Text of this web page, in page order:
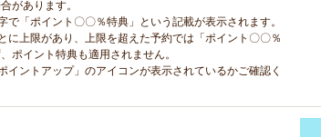
があります。
「ポイント〇〇％特典」という記載が表示されます。
に上限があり、上限を超えた予約では「ポイント〇〇％
ポイント特典も適用されません。
イントアップ」のアイコンが表示されているかご確認く